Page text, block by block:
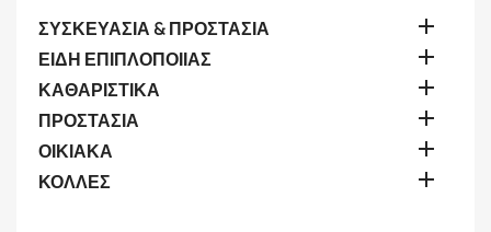
ΣΥΣΚΕΥΑΣΙΑ & ΠΡΟΣΤΑΣΙΑ 
ΕΙΔΗ ΕΠΙΠΛΟΠΟΙΙΑΣ 
ΚΑΘΑΡΙΣΤΙΚΑ 
ΠΡΟΣΤΑΣΙΑ 
ΟΙΚΙΑΚΑ 
ΚΟΛΛΕΣ 